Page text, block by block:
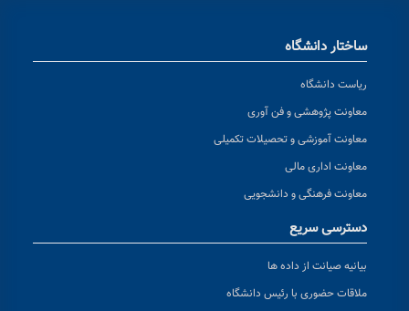
ساختار دانشگاه
ریاست دانشگاه
معاونت پژوهشی و فن آوری
معاونت آموزشی و تحصیلات تکمیلی
معاونت اداری مالی
معاونت فرهنگی و دانشجویی
دسترسی سریع
بیانیه صیانت از داده ها
ملاقات حضوری با رئیس دانشگاه